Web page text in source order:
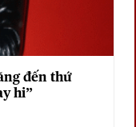
đến thứ
hi”